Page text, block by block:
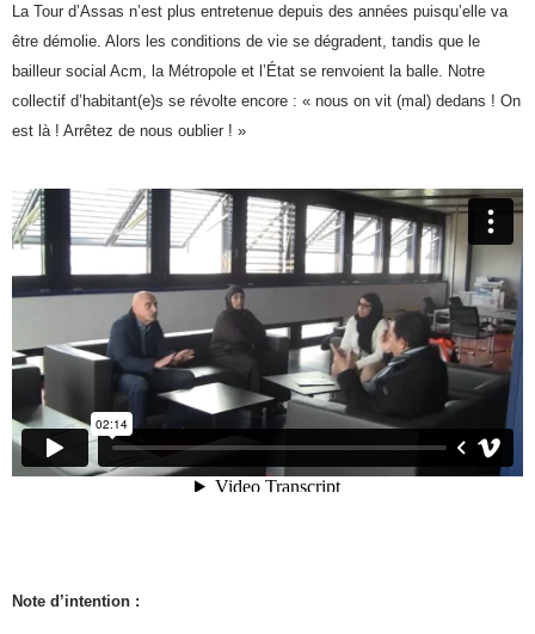
La Tour d’Assas n’est plus entretenue depuis des années puisqu’elle va
être démolie. Alors les conditions de vie se dégradent, tandis que le
bailleur social Acm, la Métropole et l’État se renvoient la balle. Notre
collectif d’habitant(e)s se révolte encore : « nous on vit (mal) dedans ! On
est là ! Arrêtez de nous oublier ! »
Note d’intention :